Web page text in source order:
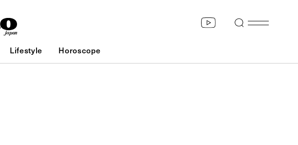
Lifestyle Horoscope